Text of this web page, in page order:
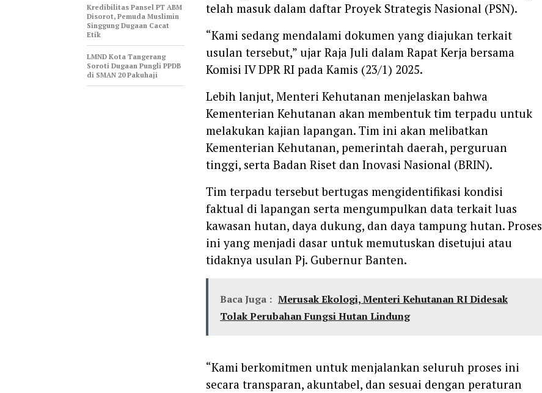
telah masuk dalam daftar Proyek Strategis Nasional (PSN).
“Kami sedang mendalami dokumen yang diajukan terkait
usulan tersebut,” ujar Raja Juli dalam Rapat Kerja bersama
Komisi IV DPR RI pada Kamis (23/1) 2025.
Lebih lanjut, Menteri Kehutanan menjelaskan bahwa
Kementerian Kehutanan akan membentuk tim terpadu untuk
melakukan kajian lapangan. Tim ini akan melibatkan
Kementerian Kehutanan, pemerintah daerah, perguruan
tinggi, serta Badan Riset dan Inovasi Nasional (BRIN).
Tim terpadu tersebut bertugas mengidentifikasi kondisi
faktual di lapangan serta mengumpulkan data terkait luas
kawasan hutan, daya dukung, dan daya tampung hutan. Proses
ini yang menjadi dasar untuk memutuskan disetujui atau
tidaknya usulan Pj. Gubernur Banten.
Baca Juga : Merusak Ekologi, Menteri Kehutanan RI Didesak
Tolak Perubahan Fungsi Hutan Lindung
“Kami berkomitmen untuk menjalankan seluruh proses ini
secara transparan, akuntabel, dan sesuai dengan peraturan
‎Kredibilitas Pansel PT ABM
Disorot, Pemuda Muslimin
Singgung Dugaan Cacat
Etik
LMND Kota Tangerang
Soroti Dugaan Pungli PPDB
di SMAN 20 Pakuhaji